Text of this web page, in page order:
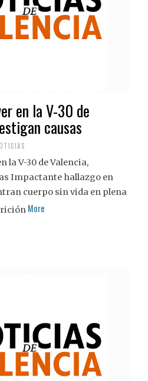
en la V-30 de
causas
la V-30 de Valencia,
Impactante hallazgo en
cuerpo sin vida en plena
More